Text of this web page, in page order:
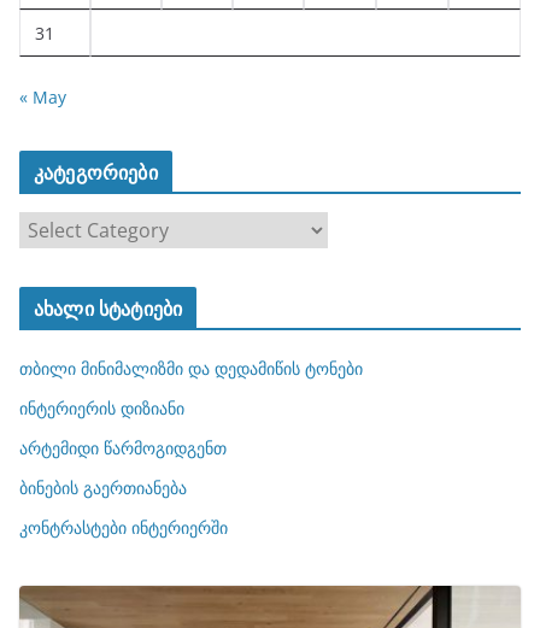
31
« May
კატეგორიები
ტ
ო
რ
ბ
ი
ახალი სტატიები
თბილი მინიმალიზმი და დედამიწის ტონები
ინტერიერის დიზიანი
არტემიდი წარმოგიდგენთ
ბინების გაერთიანება
კონტრასტები ინტერიერში